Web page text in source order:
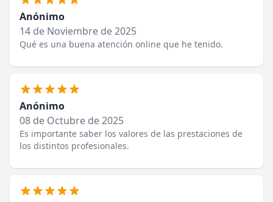
Anónimo
14 de Noviembre de 2025
Qué es una buena atención online que he tenido.
Anónimo
08 de Octubre de 2025
Es importante saber los valores de las prestaciones de
los distintos profesionales.